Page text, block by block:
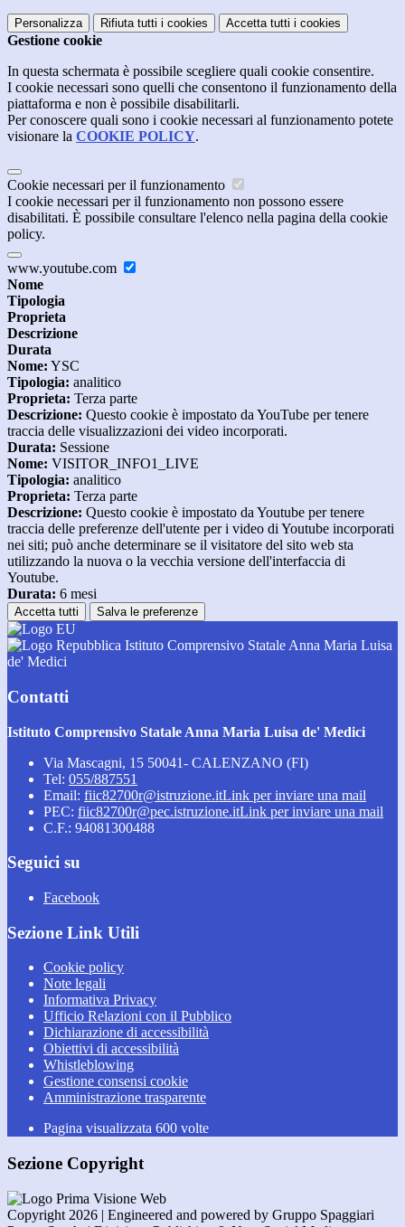
Personalizza Rifiuta tutti i cookies Accetta tutti i cookies
Gestione cookie
In questa schermata è possibile scegliere quali cookie consentire.
I cookie necessari sono quelli che consentono il funzionamento della
piattaforma e non è possibile disabilitarli.
Per conoscere quali sono i cookie necessari al funzionamento potete
visionare la COOKIE POLICY.
Cookie necessari per il funzionamento
I cookie necessari per il funzionamento non possono essere
disabilitati. È possibile consultare l'elenco nella pagina della cookie
policy.
www.youtube.com
Nome
Tipologia
Proprieta
Descrizione
Durata
Nome: YSC
Tipologia: analitico
Proprieta: Terza parte
Descrizione: Questo cookie è impostato da YouTube per tenere
traccia delle visualizzazioni dei video incorporati.
Durata: Sessione
Nome: VISITOR_INFO1_LIVE
Tipologia: analitico
Proprieta: Terza parte
Descrizione: Questo cookie è impostato da Youtube per tenere
traccia delle preferenze dell'utente per i video di Youtube incorporati
nei siti; può anche determinare se il visitatore del sito web sta
utilizzando la nuova o la vecchia versione dell'interfaccia di
Youtube.
Durata: 6 mesi
Accetta tutti Salva le preferenze
Istituto Comprensivo Statale Anna Maria Luisa
de' Medici
Contatti
Istituto Comprensivo Statale Anna Maria Luisa de' Medici
Via Mascagni, 15 50041- CALENZANO (FI)
Tel: 055/887551
Email: fiic82700r@istruzione.itLink per inviare una mail
PEC: fiic82700r@pec.istruzione.itLink per inviare una mail
C.F.: 94081300488
Seguici su
Facebook
Sezione Link Utili
Cookie policy
Note legali
Informativa Privacy
Ufficio Relazioni con il Pubblico
Dichiarazione di accessibilità
Obiettivi di accessibilità
Whistleblowing
Gestione consensi cookie
Amministrazione trasparente
Pagina visualizzata 600 volte
Sezione Copyright
Copyright 2026 | Engineered and powered by Gruppo Spaggiari